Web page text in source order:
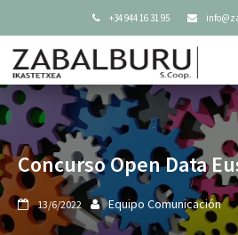
 +34 944 16 31 95 
Concurso Open Data
 13/6/2022  Equipo Comunicación